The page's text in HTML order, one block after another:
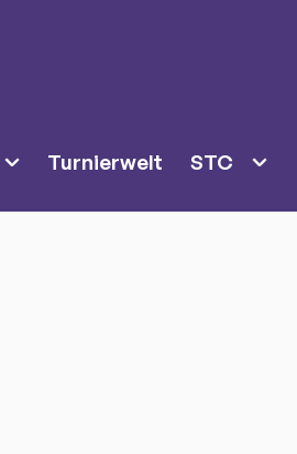
Turnierwelt STC